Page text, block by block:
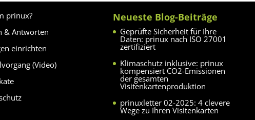
prinux?
& Antworten
einrichten
(Video)
Neueste Blog-Beiträge
Geprüfte Sicherheit für Ihre
Daten: prinux nach ISO 27001
zertifiziert
Klimaschutz inklusive: prinux
kompensiert CO2-Emissionen
der gesamten
Visitenkartenproduktion
prinuxletter 02-2025: 4 clevere
Wege zu Ihren Visitenkarten